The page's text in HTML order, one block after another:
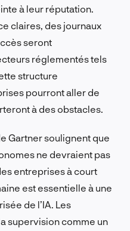
à leur réputation.
claires, des journaux
seront
réglementés tels
structure
pourront aller de
à des obstacles.
Gartner soulignent que
ne devraient pas
entreprises à court
est essentielle à une
de l’IA. Les
supervision comme un